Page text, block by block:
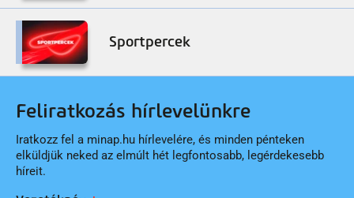
Sportpercek
Feliratkozás hírlevelünkre
Iratkozz fel a minap.hu hírlevelére, és minden pénteken
elküldjük neked az elmúlt hét legfontosabb, legérdekesebb
híreit.